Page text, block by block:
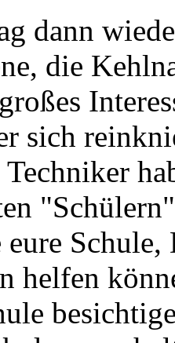
dann
die
sich
Techniker
eure
helfen